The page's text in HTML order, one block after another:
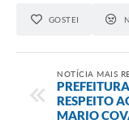
GOSTEI
NOTÍCIA MAIS
RESPEITO
MARIO